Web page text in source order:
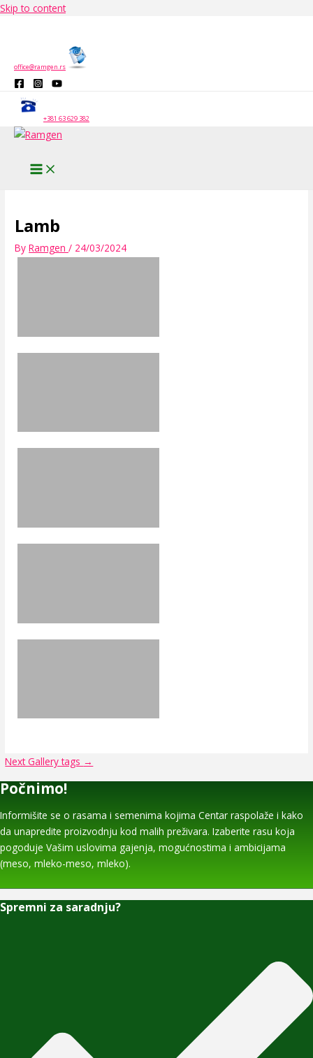
Skip to content
office@ramgen.rs
+381 63 629 382
Lamb
ByRamgen/ 24/03/2024
Next Gallery tags →
Počnimo!
Informišite se o rasama i semenima kojima Centar raspolaže i kako
da unapredite proizvodnju kod malih preživara. Izaberite rasu koja
pogoduje Vašim uslovima gajenja, mogućnostima i ambicijama
(meso, mleko-meso, mleko).
Spremni za saradnju?